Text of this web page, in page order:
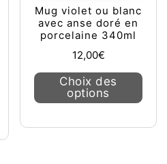
produit a plusieurs variations.
Mug violet ou blanc
avec anse doré en
porcelaine 340ml
12,00€
Choix des
options